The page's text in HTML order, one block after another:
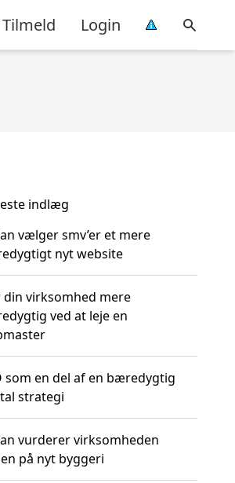
Tilmeld Login
indlæg
vælger smv’er et mere
nyt website
din virksomhed mere
ved at leje en
som en del af en bæredygtig
strategi
vurderer virksomheden
på nyt byggeri